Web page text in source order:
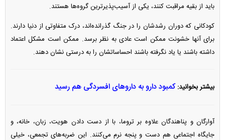
باید از بقیه مراقبت کنند، یکی از آسیب‌پذیرترین گروه‌ها هستند.
کودکانی که دوران رشدشان را در جنگ گذرانده‌اند، درک متفاوتی از دنیا دارند.
برای آنها خشونت ممکن است عادی به نظر برسد. ممکن است مشکل اعتماد
داشته باشند یا یاد نگرفته باشند احساساتشان را به درستی نشان دهند.
بیشتر بخوانید:کمبود دارو به داروهای افسردگی هم رسید
آوارگان و پناهندگان علاوه بر تروما، با از دست دادن هویت، زبان، خانه، و
جایگاه اجتماعی هم دست و پنجه نرم می‌کنند. این ضربه‌های تجمعی، خیلی